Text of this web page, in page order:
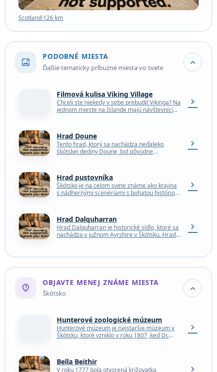
Scotland·126 km
wallpaper
PODOBNÉ MIESTA
Ďalšie tematicky príbuzné miesta vo svete expand_more
Filmová kulisa Viking Village
Chceli ste niekedy v sebe prebudiť Vikinga? Na
jednom mieste na Islande majú návštevníci
chevron_right
Hrad Doune
Tento hrad, ktorý sa nachádza neďaleko
škótskej dediny Doune, bol pôvodne
chevron_right
Hrad pustovníka
Škótsko je na celom svete známe ako krajina
s nádhernými scenériami s bohatou históriou
chevron_right
Hrad Dalquharran
Hrad Dalquharran je historické sídlo, ktoré sa
nachádza v južnom Ayrshire v Škótsku. Hrad
chevron_right
not_listed_location
OBJAVTE MENEJ ZNÁME MIESTA
Škótsko expand_more
Hunterové zoologické múzeum
Hunterové múzeum je najstaršie múzeum v
Škótsku, ktoré vzniklo v roku 1807, keď Dr.
chevron_right
Bella Beithir
V roku 1777 bola otvorená križovatka
chevron_right